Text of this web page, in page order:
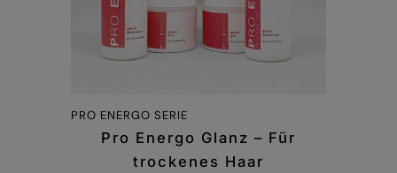
PRO ENERGO SERIE
Pro Energo Glanz – Für
trockenes Haar